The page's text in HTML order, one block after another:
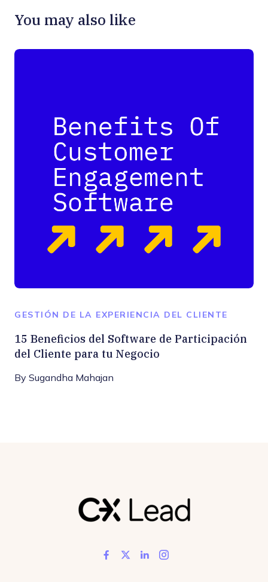
You may also like
GESTIÓN DE LA EXPERIENCIA DEL CLIENTE
15 Beneficios del Software de Participación
del Cliente para tu Negocio
By Sugandha Mahajan
Like us on Facebook
Follow us on Twitter
Add us on LinkedIn
Follow us on